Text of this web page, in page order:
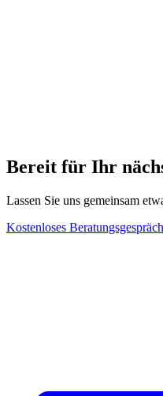
Bereit für Ihr
Lassen Sie uns gemeinsam
Kostenloses Beratungsgespräch